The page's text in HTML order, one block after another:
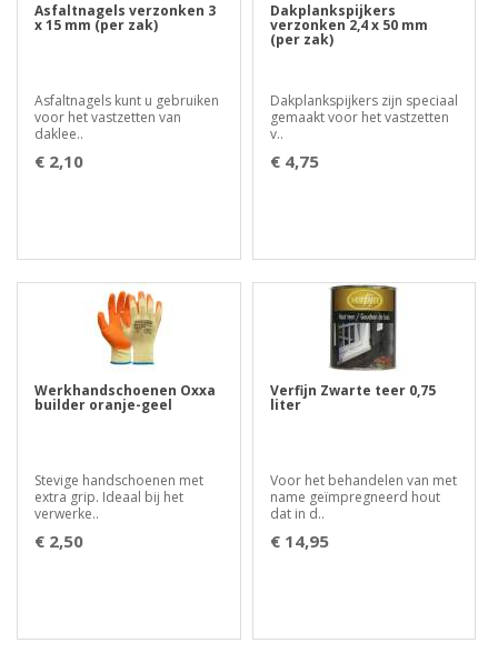
Asfaltnagels verzonken 3
x 15 mm (per zak)
Asfaltnagels kunt u gebruiken
voor het vastzetten van
daklee..
€ 2,10
Dakplankspijkers
verzonken 2,4 x 50 mm
(per zak)
Dakplankspijkers zijn speciaal
gemaakt voor het vastzetten
v..
€ 4,75
Werkhandschoenen Oxxa
builder oranje-geel
Stevige handschoenen met
extra grip. Ideaal bij het
verwerke..
€ 2,50
Verfijn Zwarte teer 0,75
liter
Voor het behandelen van met
name geïmpregneerd hout
dat in d..
€ 14,95